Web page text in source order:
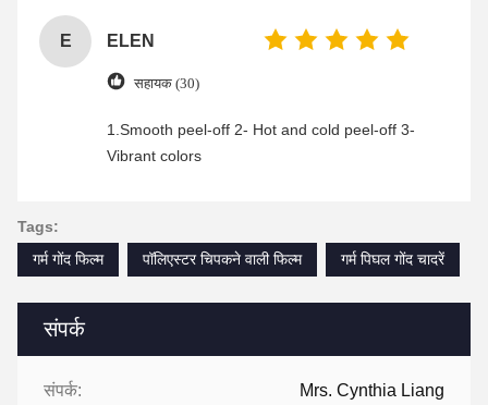
संपर्क
संपर्क: Mrs. Cynthia Liang
E ELEN
सहायक (30)
1.Smooth peel-off 2- Hot and cold peel-off 3-
Vibrant colors
Tags:
गर्म गोंद फिल्म
पॉलिएस्टर चिपकने वाली फिल्म गर्म पिघल गोंद चादरें